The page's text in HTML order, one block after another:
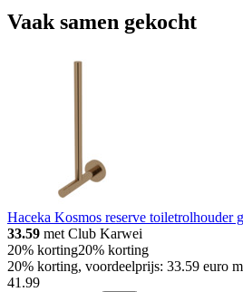
Vaak samen gekocht
Haceka Kosmos reserve toiletrolhouder
33.59 met Club Karwei
20% korting20% korting
20% korting, voordeelprijs: 33.59 euro
41.99